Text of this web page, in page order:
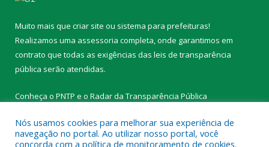
Muito mais que criar site ou sistema para prefeituras!
Realizamos uma assessoria completa, onde garantimos em
contrato que todas as exigências das leis de transparência
pública serão atendidas.
Conheça o PNTP e o Radar da Transparência Pública
Nós usamos cookies para melhorar sua experiência de
navegação no portal. Ao utilizar nosso portal, você
concorda com a política de monitoramento de cookies.